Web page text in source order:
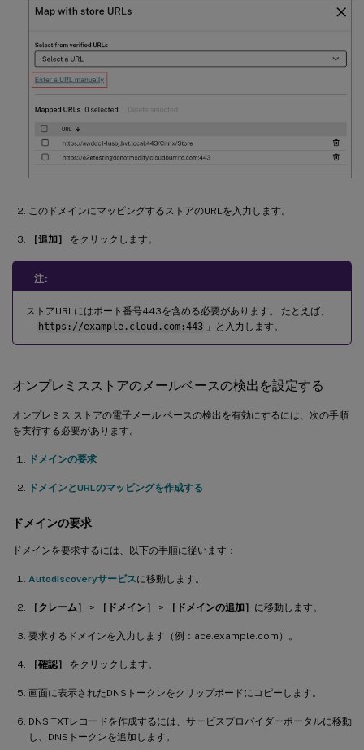
このドメインにマッピングするストアのURLを入力します。
［追加］ をクリックします。
注:
ストアURLにはポート番号443を含める必要があります。 たとえば、
「 https://example.cloud.com:443 」と入力します。
オンプレミスストアのメールベースの検出を設定する
オンプレミス ストアの電子メール ベースの検出を有効にするには、次の手順
を実行する必要があります。
ドメインの要求
ドメインとURLのマッピングを作成する
ドメインの要求
ドメインを要求するには、以下の手順に従います：
Autodiscoveryサービスに移動します。
［クレーム］ > ［ドメイン］ > ［ドメインの追加］ に移動します。
要求するドメインを入力します（例：ace.example.com）。
［確認］ をクリックします。
画面に表示されたDNSトークンをクリップボードにコピーします。
DNS TXTレコードを作成するには、サービスプロバイダーポータルに移動
し、DNSトークンを追加します。